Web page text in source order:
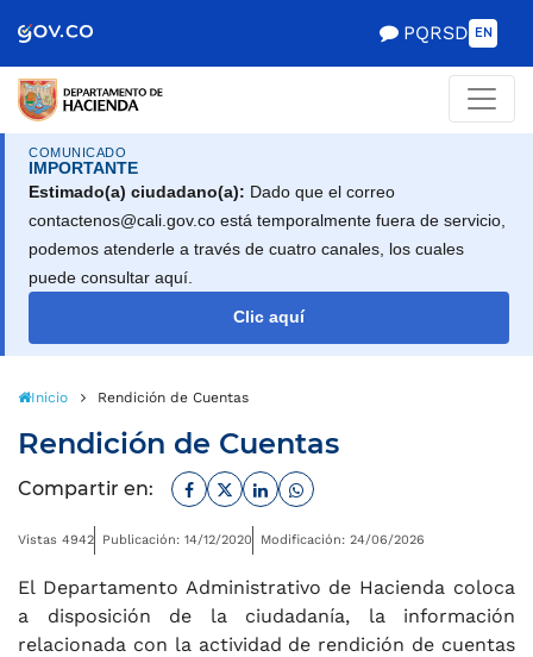
de Gobierno
PQRSD EN
COMUNICADO
IMPORTANTE
Estimado(a) ciudadano(a): Dado que el correo
contactenos@cali.gov.co está temporalmente fuera de servicio,
podemos atenderle a través de cuatro canales, los cuales
puede consultar aquí.
Clic aquí
Inicio Rendición de Cuentas
Rendición de Cuentas
Compartir en: Facebook
TwitterLinkedinWhatsapp
Vistas 4942 Publicación: 14/12/2020 Modificación: 24/06/2026
El Departamento Administrativo de Hacienda coloca
a disposición de la ciudadanía, la información
relacionada con la actividad de rendición de cuentas